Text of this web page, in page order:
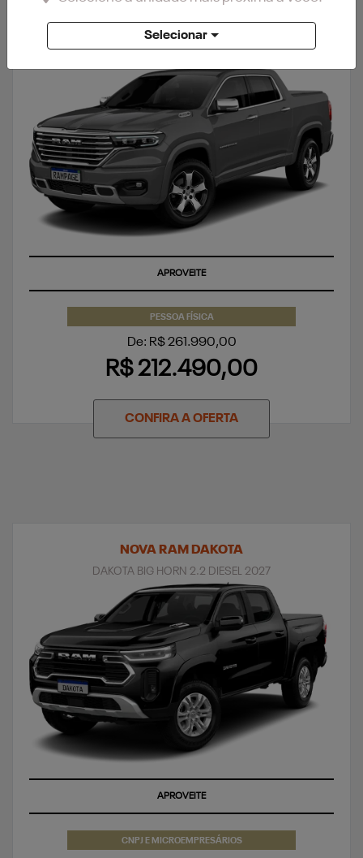
RAMPAGE
RAMPAGE LARAMIE 2.0 TURBO FLEX 2027
APROVEITE
PESSOA FÍSICA
De: R$ 261.990,00
R$ 212.490,00
CONFIRA A OFERTA
NOVA RAM DAKOTA
DAKOTA BIG HORN 2.2 DIESEL 2027
APROVEITE
CNPJ E MICROEMPRESÁRIOS
Selecionar